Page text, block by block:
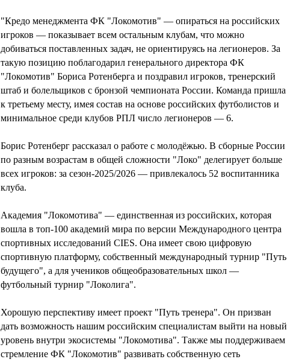
"Кредо менеджмента ФК "Локомотив" — опираться на российских
игроков — показывает всем остальным клубам, что можно
добиваться поставленных задач, не ориентируясь на легионеров. За
такую позицию поблагодарил генерального директора ФК
"Локомотив" Бориса Ротенберга и поздравил игроков, тренерский
штаб и болельщиков с бронзой чемпионата России. Команда пришла
к третьему месту, имея состав на основе российских футболистов и
минимальное среди клубов РПЛ число легионеров — 6.
Борис Ротенберг рассказал о работе с молодёжью. В сборные России
по разным возрастам в общей сложности "Локо" делегирует больше
всех игроков: за сезон-2025/2026 — привлекалось 52 воспитанника
клуба.
Академия "Локомотива" — единственная из российских, которая
вошла в топ-100 академий мира по версии Международного центра
спортивных исследований CIES. Она имеет свою цифровую
спортивную платформу, собственный международный турнир "Путь
будущего", а для учеников общеобразовательных школ —
футбольный турнир "Локолига".
Хорошую перспективу имеет проект "Путь тренера". Он призван
дать возможность нашим российским специалистам выйти на новый
уровень внутри экосистемы "Локомотива". Также мы поддерживаем
стремление ФК "Локомотив" развивать собственную сеть